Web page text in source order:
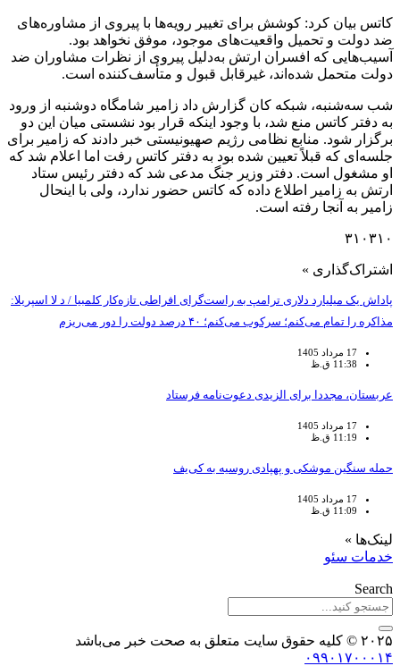
کاتس بیان کرد: کوشش برای تغییر رویه‌ها با پیروی از مشاوره‌های
ضد دولت و تحمیل واقعیت‌های موجود، موفق نخواهد بود.
آسیب‌هایی که افسران ارتش به‌دلیل پیروی از نظرات مشاوران ضد
دولت متحمل شده‌اند، غیرقابل قبول و متأسف‌کننده است.
شب سه‌شنبه، شبکه کان گزارش داد زامیر شامگاه دوشنبه از ورود
به دفتر کاتس منع شد، با وجود اینکه قرار بود نشستی میان این دو
برگزار شود. منابع نظامی رژیم صهیونیستی خبر دادند که زامیر برای
جلسه‌ای که قبلاً تعیین شده بود به دفتر کاتس رفت اما اعلام شد که
او مشغول است. دفتر وزیر جنگ مدعی شد که دفتر رئیس ستاد
ارتش به زامیر اطلاع داده که کاتس حضور ندارد، ولی با اینحال
زامیر به آنجا رفته است.
۳۱۰۳۱۰
اشتراک‌گذاری »
پاداش یک میلیارد دلاری ترامپ به راست‌گرای افراطی تازه‌کار کلمبیا / د لا اسپریلا:
مذاکره را تمام می‌کنم؛ سرکوب می‌کنم؛ ۴۰ درصد دولت را دور می‌ریزم
17 مرداد 1405
11:38 ق.ظ
عربستان، مجددا برای الزیدی دعوت‌نامه فرستاد
17 مرداد 1405
11:19 ق.ظ
حمله سنگین موشکی و پهپادی روسیه به کی‌یف
17 مرداد 1405
11:09 ق.ظ
لینک‌ها »
خدمات سئو
Search
۲۰۲۵ © کلیه حقوق سایت متعلق به صحت خبر می‌باشد
۰۹۹۰۱۷۰۰۰۱۴